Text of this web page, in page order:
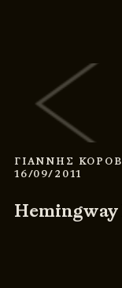
ΓΙΑΝΝΗΣ
16/09/2011